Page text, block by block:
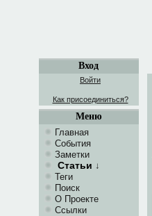
Вход
Войти
Как присоединиться?
Меню
Главная
События
Заметки
Статьи ↓
Теги
Поиск
О Проекте
Ссылки